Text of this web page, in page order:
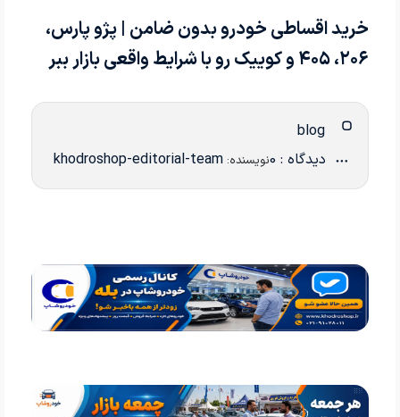
خرید اقساطی خودرو بدون ضامن | پژو پارس،
۲۰۶، ۴۰۵ و کوییک رو با شرایط واقعی بازار ببر
دیدگاه : 0 نویسنده: khodroshop-editorial-team